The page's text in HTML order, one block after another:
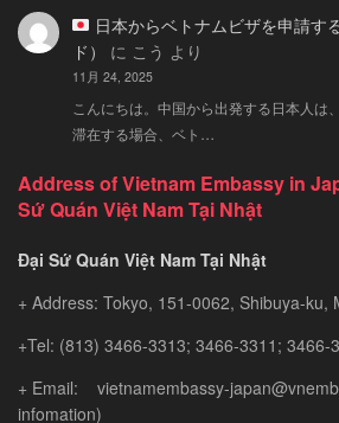
単
な
注
意
ガ
ド
日本からベトナムビザを申請す
ド）
に こう より
11月 24, 2025
こんにちは。中国から出発する日本人は
滞在する場合、ベト…
Address of Vietnam Embassy in
Sứ Quán Việt Nam Tại Nhật
Đại Sứ Quán Việt Nam Tại Nhật
+ Address: Tokyo, 151-0062, Shibuya-ku,
+Tel: (813) 3466-3313; 3466-3311; 3466-
+ Email: vietnamembassy-
infomation)